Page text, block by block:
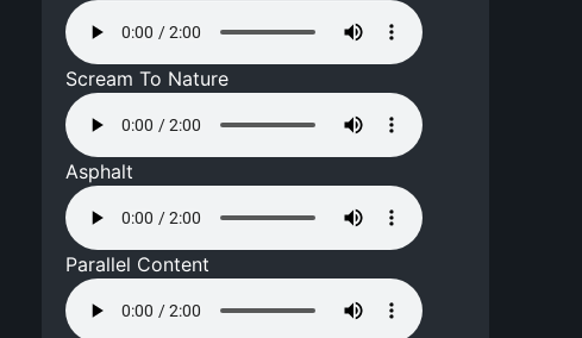
Scream To Nature
Asphalt
Parallel Content